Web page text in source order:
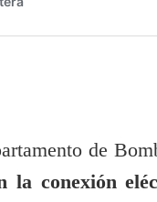
de
la conexión